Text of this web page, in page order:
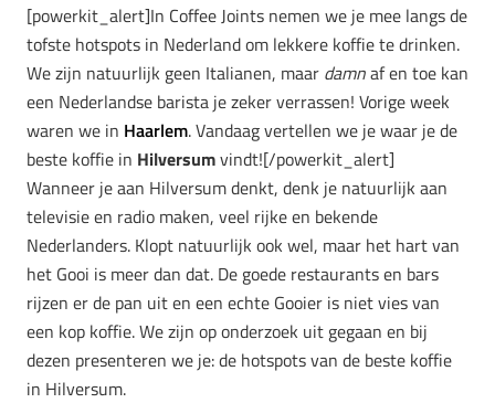
[powerkit_alert]In Coffee Joints nemen we je mee langs de
tofste hotspots in Nederland om lekkere koffie te drinken.
We zijn natuurlijk geen Italianen, maar damnaf en toe kan
een Nederlandse barista je zeker verrassen! Vorige week
waren we in Haarlem. Vandaag vertellen we je waar je de
beste koffie in Hilversumvindt![/powerkit_alert]
Wanneer je aan Hilversum denkt, denk je natuurlijk aan
televisie en radio maken, veel rijke en bekende
Nederlanders. Klopt natuurlijk ook wel, maar het hart van
het Gooi is meer dan dat. De goede restaurants en bars
rijzen er de pan uit en een echte Gooier is niet vies van
een kop koffie. We zijn op onderzoek uit gegaan en bij
dezen presenteren we je: de hotspots van de beste koffie
in Hilversum.